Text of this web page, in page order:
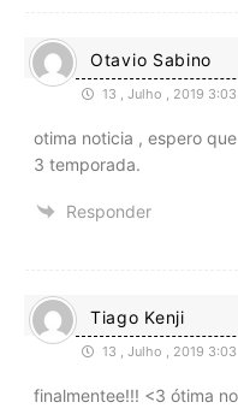
Otavio Sabino
13 , Julho , 2019 3:03
otima noticia , espero
3 temporada.
Responder
Tiago Kenji
13 , Julho , 2019 3:03
finalmentee!!! <3 ótima